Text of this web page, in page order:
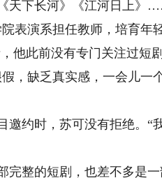
下长河》《江河日上》
表演系担任教师，培育年
此前没有专门关注过短
，缺乏真实感，一会儿一
约时，苏可没有拒绝。“
整的短剧，也差不多是一